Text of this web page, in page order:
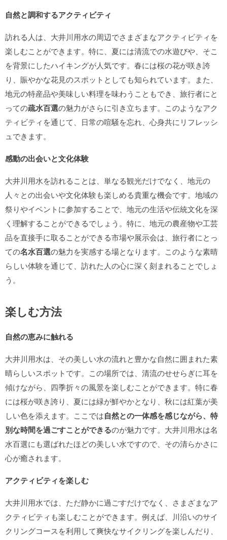
自然と調和するアクティビティ
訪れる人は、大井川用水の周辺でさまざまなアクティビティを
楽しむことができます。特に、夏には清流での水遊びや、そこ
を背景にしたハイキングが人気です。春には桜の花が咲き誇
り、賑やかな花見のスポットとしても知られています。また、
地元の特産品や美味しい料理を味わうこともでき、旅行者にと
っての疏水百選の魅力がさらに引き立ちます。このようなアク
ティビティを通じて、日常の喧騒を忘れ、心身共にリフレッシ
ュできます。
感動の出会いと文化体験
大井川用水を訪れることは、単なる観光だけでなく、地元の
人々との出会いや文化体験も楽しめる貴重な機会です。地域の
祭りやイベントに参加することで、地元の生活や伝統文化を深
く理解することができるでしょう。特に、地元の農産物や工芸
品を直接手に取ることができる市場や展示会は、旅行者にとっ
ての名水百選の魅力を実感する場となります。このような素晴
らしい体験を通じて、訪れた人の心に深く刻まれることでしょ
う。
楽しむ方法
自然の恵みに触れる
大井川用水は、その美しい水の流れと豊かな自然に囲まれた素
晴らしいスポットです。この場所では、清流のせせらぎに耳を
傾けながら、四季折々の風景を楽しむことができます。特に春
には桜が咲き誇り、夏には緑が鮮やかとなり、秋には紅葉が美
しい色を添えます。ここでは自然との一体感を感じながら、特
別な時間を過ごすことができるのが魅力です。大井川用水は名
水百選にも選ばれたほどの美しい水ですので、その清らかさに
心が癒されます。
アクティビティを楽しむ
大井川用水では、ただ静かに過ごすだけでなく、さまざまなア
クティビティも楽しむことができます。例えば、川沿いのサイ
クリングコースを利用して爽快なサイクリングを楽しんだり、